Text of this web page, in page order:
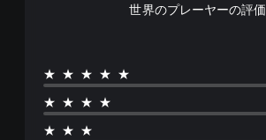
世界のプレーヤーの評価
★★★★★
★★★★
★★★